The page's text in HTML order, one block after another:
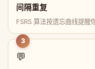
间隔重复
FSRS 算法按遗忘曲线提醒
3
💬